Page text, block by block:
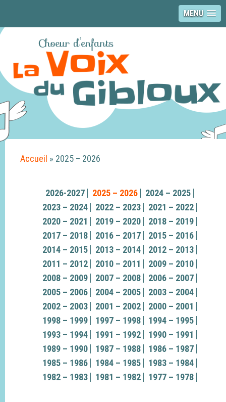
MENU
Accueil » 2025 – 2026
2026-2027 2025 – 2026
2024 – 2025
2023 – 2024
2022 – 2023
2021 – 2022
2020 – 2021
2019 – 2020
2018 – 2019
2017 – 2018
2016 – 2017
2015 – 2016
2014 – 2015
2013 – 2014
2012 – 2013
2011 – 2012
2010 – 2011
2009 – 2010
2008 – 2009
2007 – 2008
2006 – 2007
2005 – 2006
2004 – 2005
2003 – 2004
2002 – 2003
2001 – 2002
2000 – 2001
1998 – 1999
1997 – 1998
1994 – 1995
1993 – 1994
1991 – 1992
1990 – 1991
1989 – 1990
1987 – 1988
1986 – 1987
1985 – 1986
1984 – 1985
1983 – 1984
1982 – 1983
1981 – 1982 1977 – 1978